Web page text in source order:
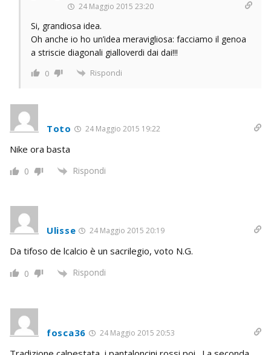
24 Maggio 2015 23:20
Si, grandiosa idea.
Oh anche io ho un’idea meravigliosa: facciamo il genoa
a striscie diagonali gialloverdi dai dai!!!
0 Rispondi
Toto 24 Maggio 2015 19:22
Nike ora basta
0 Rispondi
Ulisse 24 Maggio 2015 20:19
Da tifoso de lcalcio è un sacrilegio, voto N.G.
0 Rispondi
fosca36 24 Maggio 2015 20:53